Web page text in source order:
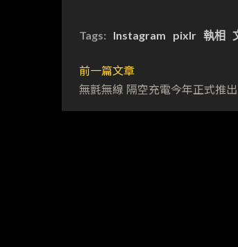
Tags: Instagram pixlr 執相
前一篇文章
無氈無線 隔空充電今年正式推出